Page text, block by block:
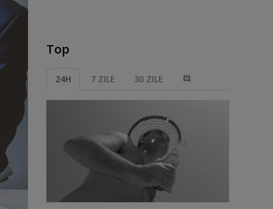
Top
24H 7 ZILE 30 ZILE